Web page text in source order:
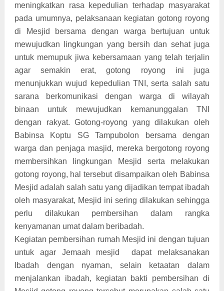
meningkatkan rasa kepedulian terhadap masyarakat
pada umumnya, pelaksanaan kegiatan gotong royong
di Mesjid bersama dengan warga bertujuan untuk
mewujudkan lingkungan yang bersih dan sehat juga
untuk memupuk jiwa kebersamaan yang telah terjalin
agar semakin erat, gotong royong ini juga
menunjukkan wujud kepedulian TNI, serta salah satu
sarana berkomunikasi dengan warga di wilayah
binaan untuk mewujudkan kemanunggalan TNI
dengan rakyat. Gotong-royong yang dilakukan oleh
Babinsa Koptu SG Tampubolon bersama dengan
warga dan penjaga masjid, mereka bergotong royong
membersihkan lingkungan Mesjid serta melakukan
gotong royong, hal tersebut disampaikan oleh Babinsa
Mesjid adalah salah satu yang dijadikan tempat ibadah
oleh masyarakat, Mesjid ini sering dilakukan sehingga
perlu dilakukan pembersihan dalam rangka
kenyamanan umat dalam beribadah.
Kegiatan pembersihan rumah Mesjid ini dengan tujuan
untuk agar Jemaah mesjid dapat melaksanakan
Ibadah dengan nyaman, selain ketaatan dalam
menjalankan ibadah, kegiatan bakti pembersihan di